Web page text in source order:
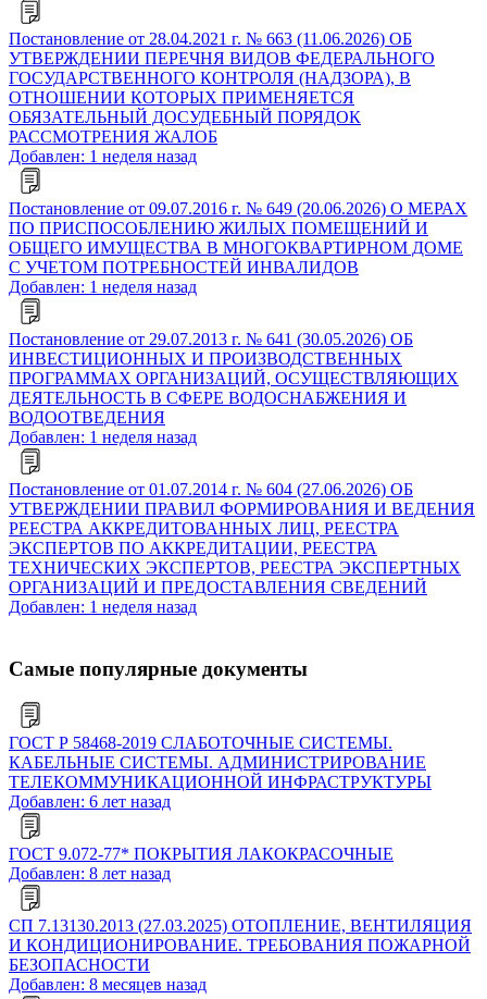
Постановление от 28.04.2021 г. № 663 (11.06.2026) ОБ
УТВЕРЖДЕНИИ ПЕРЕЧНЯ ВИДОВ ФЕДЕРАЛЬНОГО
ГОСУДАРСТВЕННОГО КОНТРОЛЯ (НАДЗОРА), В
ОТНОШЕНИИ КОТОРЫХ ПРИМЕНЯЕТСЯ
ОБЯЗАТЕЛЬНЫЙ ДОСУДЕБНЫЙ ПОРЯДОК
РАССМОТРЕНИЯ ЖАЛОБ
Добавлен: 1 неделя назад
Постановление от 09.07.2016 г. № 649 (20.06.2026) О МЕРАХ
ПО ПРИСПОСОБЛЕНИЮ ЖИЛЫХ ПОМЕЩЕНИЙ И
ОБЩЕГО ИМУЩЕСТВА В МНОГОКВАРТИРНОМ ДОМЕ
С УЧЕТОМ ПОТРЕБНОСТЕЙ ИНВАЛИДОВ
Добавлен: 1 неделя назад
Постановление от 29.07.2013 г. № 641 (30.05.2026) ОБ
ИНВЕСТИЦИОННЫХ И ПРОИЗВОДСТВЕННЫХ
ПРОГРАММАХ ОРГАНИЗАЦИЙ, ОСУЩЕСТВЛЯЮЩИХ
ДЕЯТЕЛЬНОСТЬ В СФЕРЕ ВОДОСНАБЖЕНИЯ И
ВОДООТВЕДЕНИЯ
Добавлен: 1 неделя назад
Постановление от 01.07.2014 г. № 604 (27.06.2026) ОБ
УТВЕРЖДЕНИИ ПРАВИЛ ФОРМИРОВАНИЯ И ВЕДЕНИЯ
РЕЕСТРА АККРЕДИТОВАННЫХ ЛИЦ, РЕЕСТРА
ЭКСПЕРТОВ ПО АККРЕДИТАЦИИ, РЕЕСТРА
ТЕХНИЧЕСКИХ ЭКСПЕРТОВ, РЕЕСТРА ЭКСПЕРТНЫХ
ОРГАНИЗАЦИЙ И ПРЕДОСТАВЛЕНИЯ СВЕДЕНИЙ
Добавлен: 1 неделя назад
Самые популярные документы
ГОСТ Р 58468-2019 СЛАБОТОЧНЫЕ СИСТЕМЫ.
КАБЕЛЬНЫЕ СИСТЕМЫ. АДМИНИСТРИРОВАНИЕ
ТЕЛЕКОММУНИКАЦИОННОЙ ИНФРАСТРУКТУРЫ
Добавлен: 6 лет назад
ГОСТ 9.072-77* ПОКРЫТИЯ ЛАКОКРАСОЧНЫЕ
Добавлен: 8 лет назад
СП 7.13130.2013 (27.03.2025) ОТОПЛЕНИЕ, ВЕНТИЛЯЦИЯ
И КОНДИЦИОНИРОВАНИЕ. ТРЕБОВАНИЯ ПОЖАРНОЙ
БЕЗОПАСНОСТИ
Добавлен: 8 месяцев назад